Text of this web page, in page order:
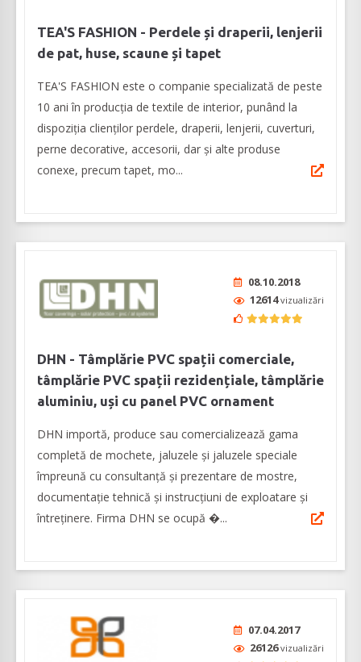
TEA'S FASHION - Perdele și draperii, lenjerii
de pat, huse, scaune și tapet
TEA'S FASHION este o companie specializată de peste
10 ani în producția de textile de interior, punând la
dispoziția clienților perdele, draperii, lenjerii, cuverturi,
perne decorative, accesorii, dar și alte produse
conexe, precum tapet, mo...
08.10.2018
12614vizualizări
DHN - Tâmplărie PVC spații comerciale,
tâmplărie PVC spații rezidențiale, tâmplărie
aluminiu, uși cu panel PVC ornament
DHN importă, produce sau comercializează gama
completă de mochete, jaluzele și jaluzele speciale
împreună cu consultanță și prezentare de mostre,
documentație tehnică și instrucțiuni de exploatare și
întreținere. Firma DHN se ocupă �...
07.04.2017
26126vizualizări